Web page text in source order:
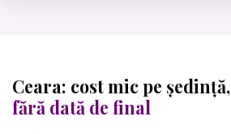
Ceara: cost mic pe ședință,
fără dată de final